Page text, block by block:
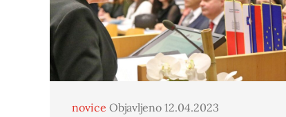
novice Objavljeno 12.04.2023